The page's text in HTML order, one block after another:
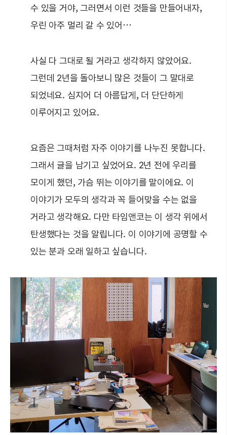
수 있을 거야, 그러면서 이런 것들을 만들어내자,
우린 아주 멀리 갈 수 있어…
사실 다 그대로 될 거라고 생각하지 않았어요.
그런데 2년을 돌아보니 많은 것들이 그 말대로
되었네요. 심지어 더 아름답게, 더 단단하게
이루어지고 있어요.
요즘은 그때처럼 자주 이야기를 나누진 못합니다.
그래서 글을 남기고 싶었어요. 2년 전에 우리를
모이게 했던, 가슴 뛰는 이야기를 말이에요. 이
이야기가 모두의 생각과 꼭 들어맞을 수는 없을
거라고 생각해요. 다만 타임앤코는 이 생각 위에서
탄생했다는 것을 알립니다. 이 이야기에 공명할 수
있는 분과 오래 일하고 싶습니다.